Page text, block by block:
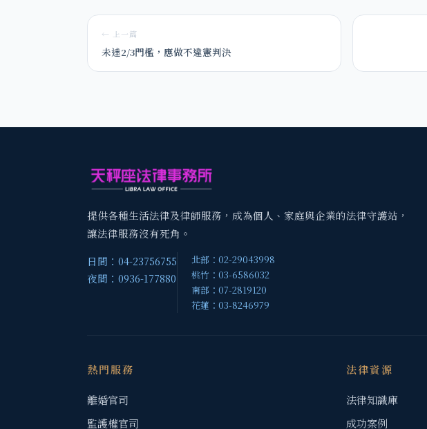
← 上一篇
未達2/3門檻，應做不違憲判決
提供各種生活法律及律師服務，成為個人、家庭與企業的法律守護站，
讓法律服務沒有死角。
日間：04-23756755
夜間：0936-177880
北部：02-29043998
桃竹：03-6586032
南部：07-2819120
花蓮：03-8246979
熱門服務
離婚官司
監護權官司
法律資源
法律知識庫
成功案例